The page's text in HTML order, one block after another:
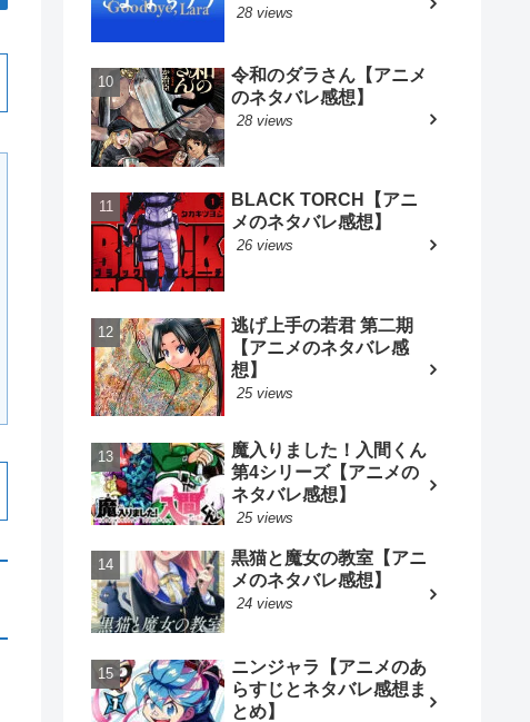
28 views
令和のダラさん【アニメ
のネタバレ感想】
28 views
BLACK TORCH【アニ
メのネタバレ感想】
26 views
逃げ上手の若君 第二期
【アニメのネタバレ感
想】
25 views
魔入りました！入間くん
第4シリーズ【アニメの
ネタバレ感想】
25 views
黒猫と魔女の教室【アニ
メのネタバレ感想】
24 views
ニンジャラ【アニメのあ
らすじとネタバレ感想ま
とめ】